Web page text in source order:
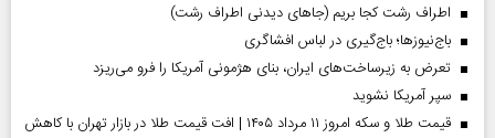
اطراف رشت کجا بریم (جاهای دیدنی اطراف رشت)
باج‌نیوزها؛ باج‌گیری در لباس افشاگری
تعرض به زیرساخت‌های ایران، بنای هژمونی آمریکا را فرو می‌ریزد
سپر آمریکا نشوید
قیمت طلا و سکه امروز ۱۱ مرداد ۱۴۰۵ | افت قیمت طلا در بازار تهران با کاهش